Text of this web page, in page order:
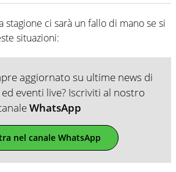
stagione ci sarà un fallo di mano se si
situazioni:
aggiornato su ultime news di
eventi live? Iscriviti al nostro
WhatsApp
nel canale WhatsApp